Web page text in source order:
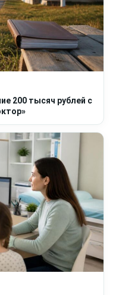
200 тысяч рублей с